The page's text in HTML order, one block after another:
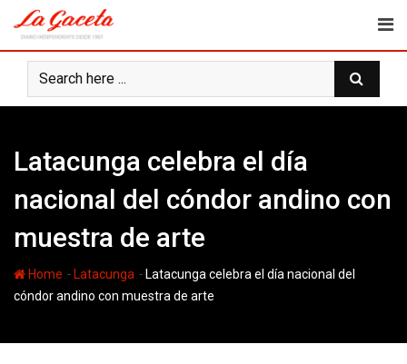
content
Latacunga celebra el día
nacional del cóndor andino con
muestra de arte
Home - Latacunga - Latacunga celebra el día nacional del
cóndor andino con muestra de arte